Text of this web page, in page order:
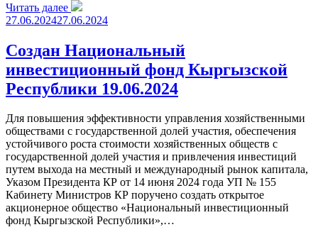
Читать далее
27.06.202427.06.2024
Создан Национальный
инвестиционный фонд Кыргызской
Республики 19.06.2024
Для повышения эффективности управления хозяйственными
обществами с государственной долей участия, обеспечения
устойчивого роста стоимости хозяйственных обществ с
государственной долей участия и привлечения инвестиций
путем выхода на местный и международный рынок капитала,
Указом Президента КР от 14 июня 2024 года УП № 155
Кабинету Министров КР поручено создать открытое
акционерное общество «Национальный инвестиционный
фонд Кыргызской Республики»,…